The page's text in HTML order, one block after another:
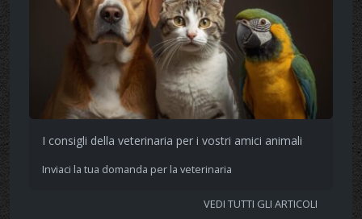
I consigli della veterinaria per i vostri amici animali
Inviaci la tua domanda per la veterinaria
VEDI TUTTI GLI ARTICOLI